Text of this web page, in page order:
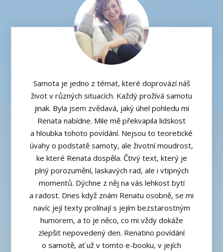
Samota je jedno z témat, které doprovází náš
život v různých situacích. Každý prožívá samotu
jinak. Byla jsem zvědavá, jaký úhel pohledu mi
Renata nabídne. Mile mě překvapila lidskost
a hloubka tohoto povídání. Nejsou to teoretické
úvahy o podstatě samoty, ale životní moudrost,
ke které Renata dospěla. Čtivý text, který je
plný porozumění, laskavých rad, ale i vtipných
momentů. Dýchne z něj na vás lehkost bytí
a radost. Dnes když znám Renatu osobně, se mi
navíc její texty prolínají s jejím bezstarostným
humorem, a to je něco, co mi vždy dokáže
zlepšit nepovedený den. Renatino povídání
o samotě, ať už v tomto e-booku, v jejích